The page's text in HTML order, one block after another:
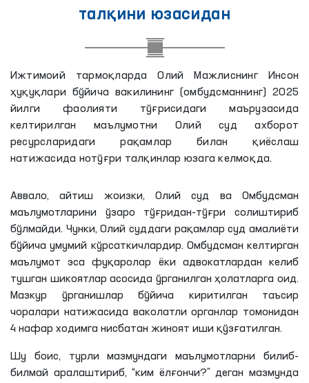
талқини юзасидан
Ижтимоий тармоқларда Олий Мажлиснинг Инсон
ҳуқуқлари бўйича вакилининг (омбудсманнинг) 2025
йилги фаолияти тўғрисидаги маърузасида
келтирилган маълумотни Олий суд ахборот
ресурсларидаги рақамлар билан қиёслаш
натижасида нотўғри талқинлар юзага келмоқда.
Аввало, айтиш жоизки, Олий суд ва Омбудсман
маълумотларини ўзаро тўғридан-тўғри солиштириб
бўлмайди. Чунки, Олий суддаги рақамлар суд амалиёти
бўйича умумий кўрсаткичлардир. Омбудсман келтирган
маълумот эса фуқаролар ёки адвокатлардан келиб
тушган шикоятлар асосида ўрганилган ҳолатларга оид.
Мазкур ўрганишлар бўйича киритилган таъсир
чоралари натижасида ваколатли органлар томонидан
4 нафар ходимга нисбатан жиноят иши қўзғатилган.
Шу боис, турли мазмундаги маълумотларни билиб-
билмай аралаштириб, “ким ёлғончи?” деган мазмунда